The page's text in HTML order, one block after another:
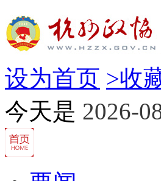
设为首页 >收
今天是 2026-